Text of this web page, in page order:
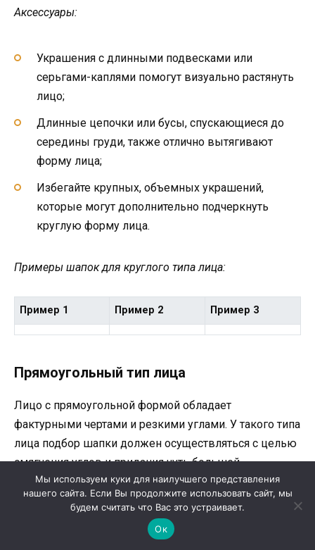
Аксессуары:
Украшения с длинными подвесками или
серьгами-каплями помогут визуально растянуть
лицо;
Длинные цепочки или бусы, спускающиеся до
середины груди, также отлично вытягивают
форму лица;
Избегайте крупных, объемных украшений,
которые могут дополнительно подчеркнуть
круглую форму лица.
Примеры шапок для круглого типа лица:
Пример 1 Пример 2 Пример 3
Прямоугольный тип лица
Лицо с прямоугольной формой обладает
фактурными чертами и резкими углами. У такого типа
лица подбор шапки должен осуществляться с целью
смягчения углов и придания чуть большей
округлости.
Вот несколько рекомендаций, которые помогут вам
подобрать идеальную шапку для прямоугольного
Мы используем куки для наилучшего представления
нашего сайта. Если Вы продолжите использовать сайт, мы
будем считать что Вас это устраивает.
Ок